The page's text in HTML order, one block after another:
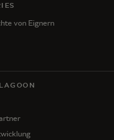
von Eignern